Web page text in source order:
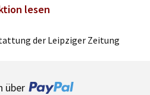
lesen
der Leipziger Zeitung
über